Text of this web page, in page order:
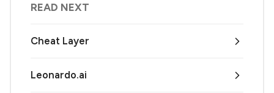
READ NEXT
Cheat Layer
Leonardo.ai